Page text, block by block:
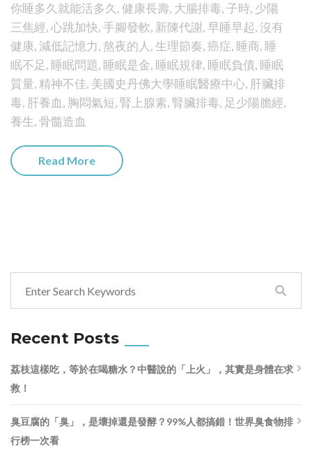
你睡多久就能活多久,健康長壽, 大腸排毒,子時, 少陽
三焦經,心跳加快,手腳發軟, 新陳代謝,早睡早起, 沒有
健康, 減低記憶力,熬夜的人, 生理節奏,癌症, 睡商, 睡
眠不足, 睡眠問題, 睡眠是金, 睡眠規律, 睡眠負債, 睡眠
質量,精神不佳, 美國史丹佛大學睡眠醫療中心, 肝臟排
毒, 肝養血, 胸悶氣短, 腎上腺素, 腎臟排毒, 足少陽膽經,
養生,骨髓造血
Read More
Recent Posts
荔枝這樣吃，等於在喝糖水？中醫說的「上火」，其實是身體在求
救！
臭豆腐的「臭」，是壞掉還是發酵？99%人都搞錯！世界臭食物排
行榜一次看